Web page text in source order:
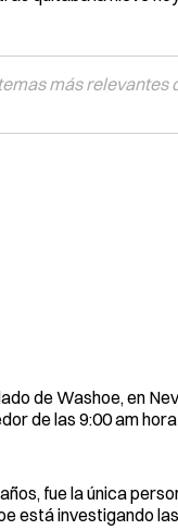
más
de Washoe, en
de las 9:00 am
fue la única
está investigando